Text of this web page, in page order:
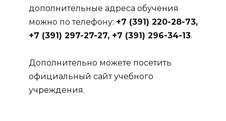
дополнительные адреса обучения
можно по телефону: +7 (391) 220-28-73,
+7 (391) 297-27-27, +7 (391) 296-34-13.
Дополнительно можете посетить
официальный сайт учебного
учреждения.